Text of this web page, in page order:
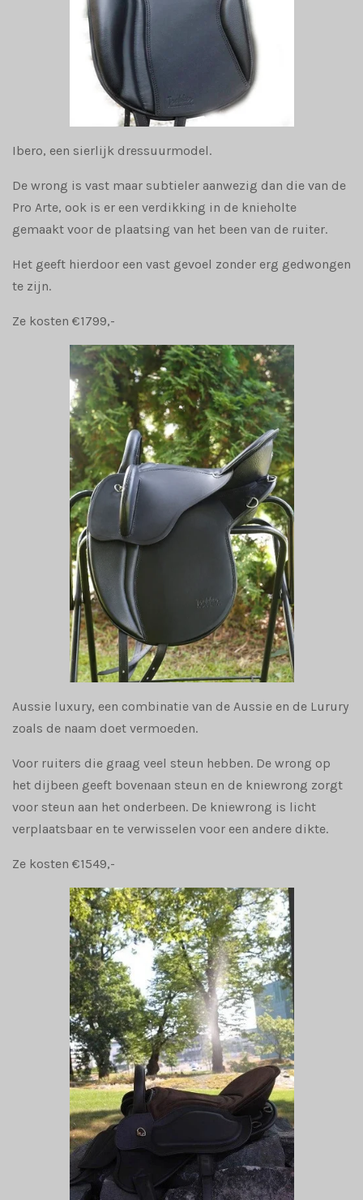
Ibero, een sierlijk dressuurmodel.
De wrong is vast maar subtieler aanwezig dan die van de
Pro Arte, ook is er een verdikking in de knieholte
gemaakt voor de plaatsing van het been van de ruiter.
Het geeft hierdoor een vast gevoel zonder erg gedwongen
te zijn.
Ze kosten €1799,-
Aussie luxury, een combinatie van de Aussie en de Lurury
zoals de naam doet vermoeden.
Voor ruiters die graag veel steun hebben. De wrong op
het dijbeen geeft bovenaan steun en de kniewrong zorgt
voor steun aan het onderbeen. De kniewrong is licht
verplaatsbaar en te verwisselen voor een andere dikte.
Ze kosten €1549,-